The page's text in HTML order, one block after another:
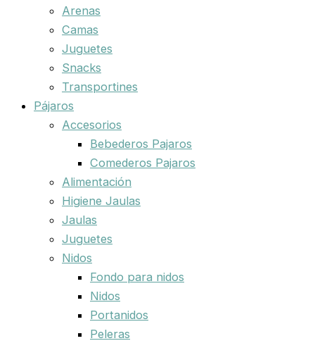
Arenas
Camas
Juguetes
Snacks
Transportines
Pájaros
Accesorios
Bebederos Pajaros
Comederos Pajaros
Alimentación
Higiene Jaulas
Jaulas
Juguetes
Nidos
Fondo para nidos
Nidos
Portanidos
Peleras